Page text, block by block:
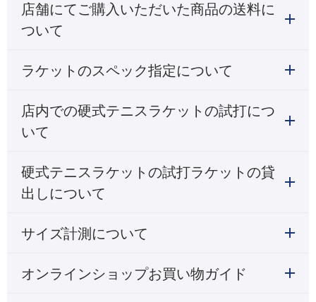
店舗にてご購入いただいた商品の送料に
ついて
ラケットのスペック指定について
店内での硬式テニスラケットの試打につ
いて
硬式テニスラケットの試打ラケットの貸
出しについて
サイズ計測について
オンラインショップお買い物ガイド